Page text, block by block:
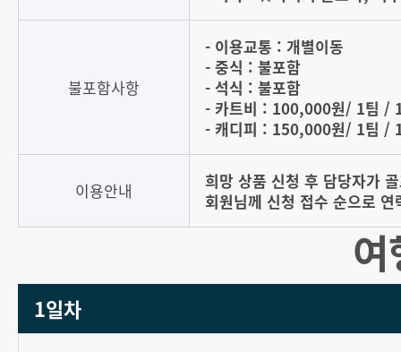
불포함사항
- 이용교통 : 개별이동
- 중식 : 불포함
- 석식 : 불포함
- 카트비 : 100,000원/ 1팀 /
- 캐디피 : 150,000원/ 1팀 /
이용안내
희망 상품 신청 후 담당자가
회원님께 신청 접수 순으로
1일차